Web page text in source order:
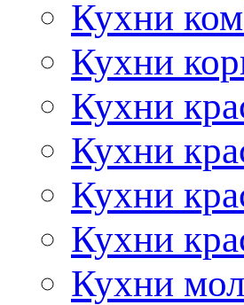
Кухни
Кухни
Кухни
Кухни
Кухни
Кухни
Кухни